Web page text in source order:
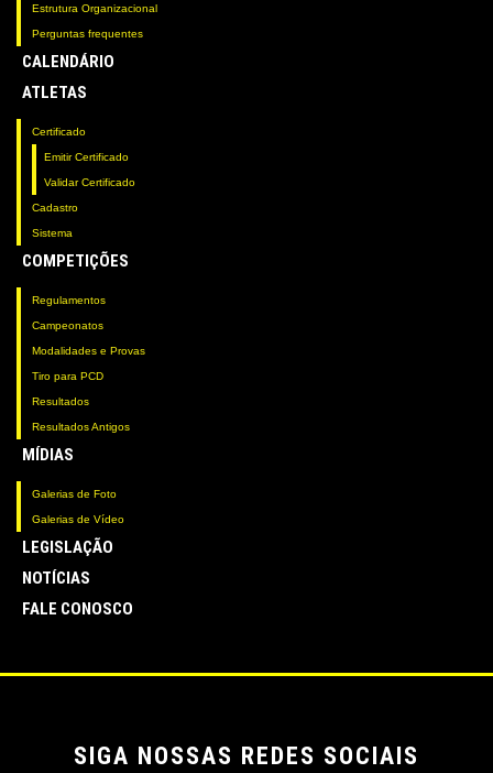
Estrutura Organizacional
Perguntas frequentes
CALENDÁRIO
ATLETAS
Certificado
Emitir Certificado
Validar Certificado
Cadastro
Sistema
COMPETIÇÕES
Regulamentos
Campeonatos
Modalidades e Provas
Tiro para PCD
Resultados
Resultados Antigos
MÍDIAS
Galerias de Foto
Galerias de Vídeo
LEGISLAÇÃO
NOTÍCIAS
FALE CONOSCO
SIGA NOSSAS REDES SOCIAIS